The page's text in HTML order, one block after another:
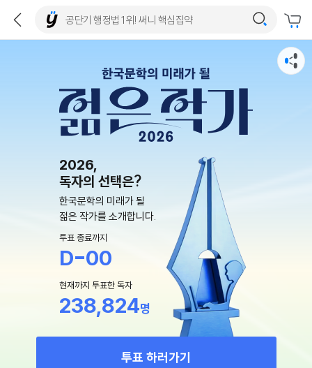
2026,
독자의 선택은?
한국문학의 미래가 될
젊은 작가를 소개합니다.
투표 종료까지
D-00
현재까지 투표한 독자
238,824명
투표 하러가기